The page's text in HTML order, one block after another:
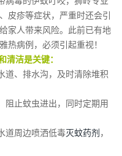
、皮疹等症状，严重时还会引
家人带来风险。此前已有地
热病例，必须引起重视！
洁是关键：
道、排水沟，及时清除堆积
止蚊虫进出，同时定期用
道周边喷洒低毒灭蚊药剂 ，